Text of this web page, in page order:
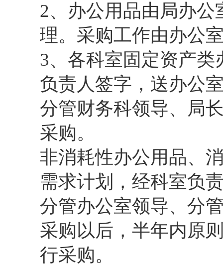
2、办公用品由局办
理。采购工作由办公
3、各科室固定资产
负责人签字，送办公
分管财务科领导、局
采购。
非消耗性办公用品、
需求计划，经科室负
分管办公室领导、分
采购以后，半年内原
行采购。